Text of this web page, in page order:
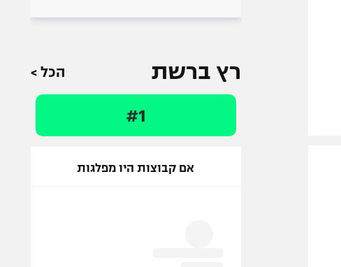
רץ ברשת הכל >
#1
אם קבוצות היו מפלגות